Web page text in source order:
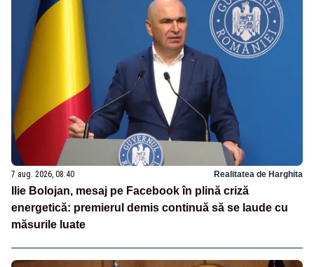
7 aug. 2026, 08:40 Realitatea de Harghita
Ilie Bolojan, mesaj pe Facebook în plină criză
energetică: premierul demis continuă să se laude cu
măsurile luate